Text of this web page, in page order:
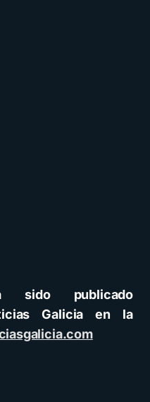
sido publicado
Galicia en la